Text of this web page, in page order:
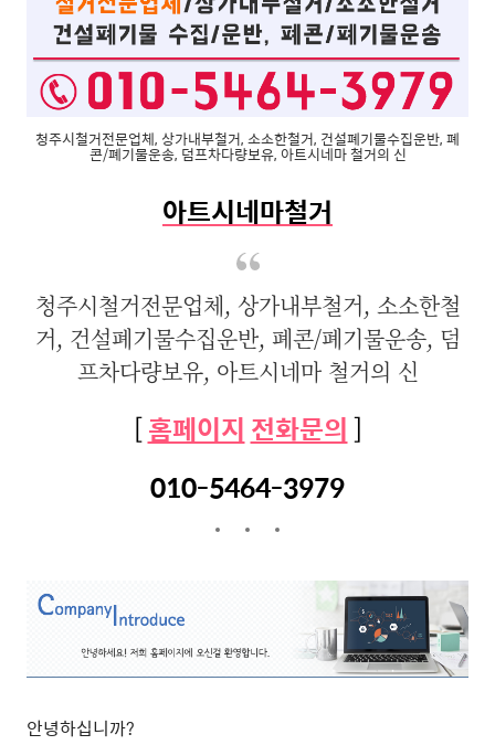
청주시철거전문업체, 상가내부철거, 소소한철거, 건설폐기물수집운반, 폐
콘/폐기물운송, 덤프차다량보유, 아트시네마 철거의 신
아트시네마철거
청주시철거전문업체, 상가내부철거, 소소한철
거, 건설폐기물수집운반, 폐콘/폐기물운송, 덤
프차다량보유, 아트시네마 철거의 신
[홈페이지 전화문의]
010-5464-3979
안녕하십니까?